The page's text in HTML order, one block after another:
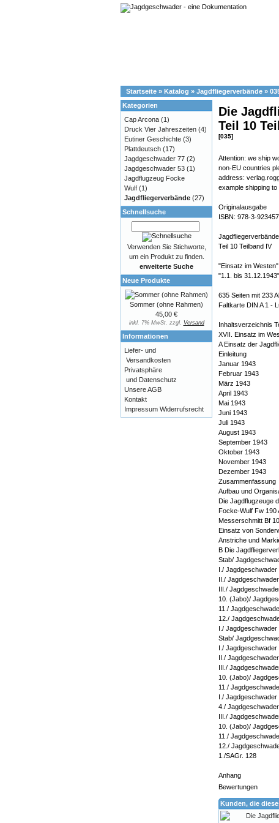
Startseite » Katalog » Jagdfliegerverbände »
Die
Teil 10
[035]
Attention: we ship
non-EU countries
address:
example shipping to
Originalausgabe
ISBN: 978-3-
Teil 10 Teilband IV
"Einsatz im Westen"
"1.1. bis 31.12.1943"
635 Seiten mit 233
Faltkarte DIN A 1 -
Inhaltsverzeichnis
XVII. Einsatz im
A Einsatz der
Einleitung
Januar 1943
Februar 1943
März 1943
April 1943
Mai 1943
Juni 1943
Juli 1943
August 1943
September 1943
Oktober 1943
November 1943
Dezember 1943
Zusammenfassung
Aufbau und
Die Jagdflugzeuge
Focke-Wulf Fw 190
Messerschmitt Bf
Einsatz von
Anstriche und
B Die
Stab/
I./
II./
III./
10. (Jabo)/
11./
12./
I./ Jagdgeschwader
Stab/
I./
II./
III./
10. (Jabo)/
11./
I./ Jagdgeschwader
4./
III./
10. (Jabo)/
11./
12./
1./SAGr. 128
Anhang
Bewertungen
Kunden, die
Kategorien
Cap Arcona (1)
Druck Vier Jahreszeiten (4)
Eutiner Geschichte (3)
Plattdeutsch (17)
Jagdgeschwader 77 (2)
Jagdgeschwader 53 (1)
Jagdflugzeug Focke
Wulf (1)
Jagdfliegerverbände (27)
Schnellsuche
Verwenden Sie Stichworte,
um ein Produkt zu finden.
erweiterte Suche
Neue Produkte
Sommer (ohne Rahmen)
45,00 €
inkl. 7% MwSt. zzgl. Versand
Informationen
Liefer- und
Versandkosten
Privatsphäre
und Datenschutz
Unsere AGB
Kontakt
Impressum Widerrufsrecht